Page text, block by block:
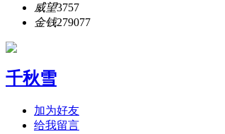
威望3757
金钱279077
千秋雪
加为好友
给我留言